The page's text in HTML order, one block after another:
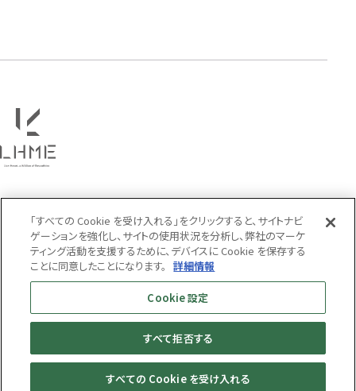
MENSWOMENS
© LION HEART ONLINE STORE All Rights Reserved
「すべての Cookie を受け入れる」をクリックすると、サイトナビ
ゲーションを強化し、サイトの使用状況を分析し、弊社のマーケ
ティング活動を支援するために、デバイスに Cookie を保存する
ことに同意したことになります。
詳細情報
Cookie 設定
すべて拒否する
すべての Cookie を受け入れる